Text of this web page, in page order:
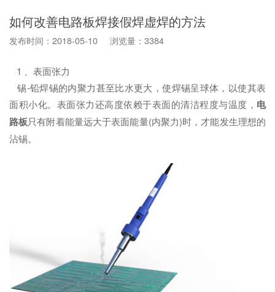
如何改善电路板焊接假焊虚焊的方法
发布时间：2018-05-10 浏览量：3384
1 、表面张力
锡-铅焊锡的内聚力甚至比水更大，使焊锡呈球体，以使其表
面积小化。表面张力还高度依赖于表面的清洁程度与温度， 电
路板只有附着能量远大于表面能量(内聚力)时，才能发生理想的
沾锡。